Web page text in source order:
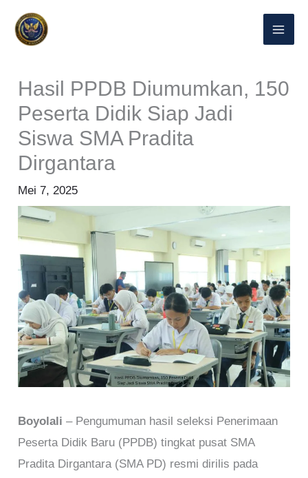
Lewati
Hasil PPDB Diumumkan, 150
Peserta Didik Siap Jadi
Siswa SMA Pradita
Dirgantara
Mei 7, 2025
Boyolali – Pengumuman hasil seleksi Penerimaan
Peserta Didik Baru (PPDB) tingkat pusat SMA
Pradita Dirgantara (SMA PD) resmi dirilis pada